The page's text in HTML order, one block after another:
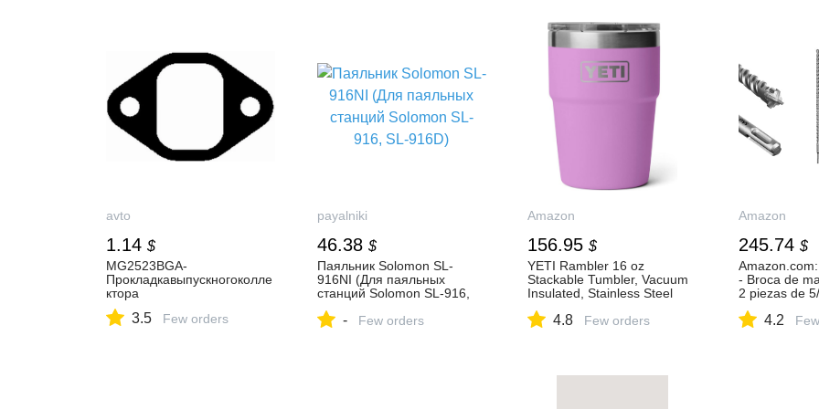
avto
1.14 $
MG2523BGA-
Прокладкавыпускногоколле
ктора
3.5 Few orders
payalniki
46.38 $
Паяльник Solomon SL-
916NI (Для паяльных
станций Solomon SL-916,
- Few orders
Amazon
156.95 $
YETI Rambler 16 oz
Stackable Tumbler, Vacuum
Insulated, Stainless Steel
Stackable
4.8 Few orders
Amazon
245.74 $
- Broca de
2 piezas de
hormigón de
4.2